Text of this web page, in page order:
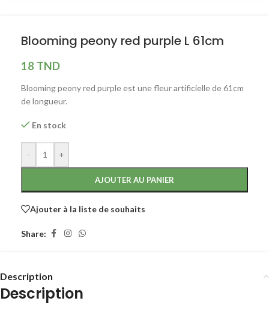
Blooming peony red purple L 61cm
18 TND
Blooming peony red purple est une fleur artificielle de 61cm
de longueur.
En stock
- +
AJOUTER AU PANIER
Ajouter à la liste de souhaits
Share:
Description
Description